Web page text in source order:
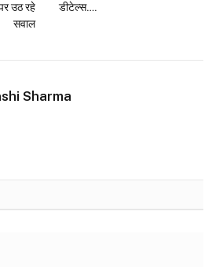
उठ रहे
सवाल
डीटेल्स….
Sharma